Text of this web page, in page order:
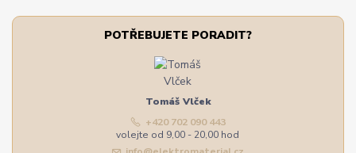
POTŘEBUJETE PORADIT?
Tomáš Vlček
+420 702 090 443
volejte od 9,00 - 20,00 hod